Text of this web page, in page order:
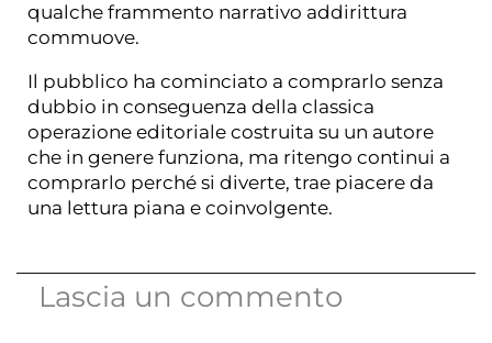
qualche frammento narrativo addirittura
commuove.
Il pubblico ha cominciato a comprarlo senza
dubbio in conseguenza della classica
operazione editoriale costruita su un autore
che in genere funziona, ma ritengo continui a
comprarlo perché si diverte, trae piacere da
una lettura piana e coinvolgente.
Lascia un commento